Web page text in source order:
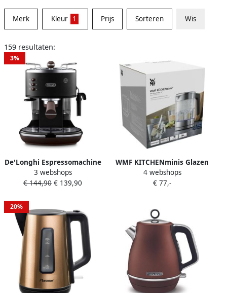
Merk Kleur 1 Prijs Sorteren Wis
159 resultaten:
3%
De'Longhi Espressomachine
Icona Vintage ECOV 311.GR
Siebdrager ook geschikt
3 webshops
€ 144,90 € 139,90
WMF KITCHENminis Glazen
Waterkoker 1L Compact
LED-verlichting BPA-vrij
4 webshops
€ 77,-
20%